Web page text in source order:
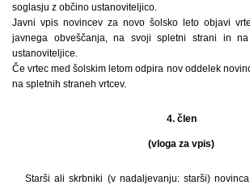
soglasju z občino ustanoviteljico.
Javni vpis novincev za novo šolsko leto objavi
javnega obveščanja, na svoji spletni strani in
ustanoviteljice.
Če vrtec med šolskim letom odpira nov oddelek
na spletnih straneh vrtcev.
4. člen
(vloga za vpis)
Starši ali skrbniki (v nadaljevanju: starši)